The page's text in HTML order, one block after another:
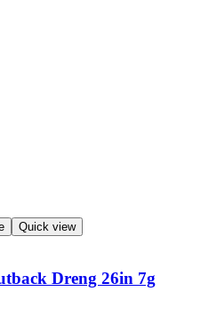
Quick view
Dreng 26in 7g